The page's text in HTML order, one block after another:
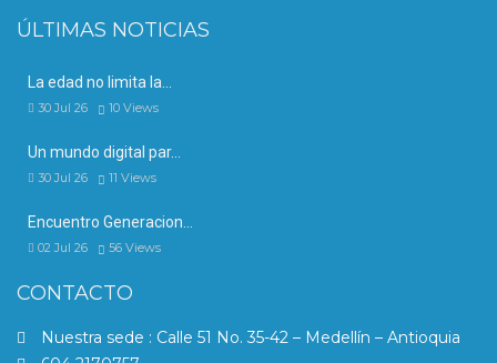
ÚLTIMAS NOTICIAS
La edad no limita la…
30 Jul 26 10 Views
Un mundo digital par…
30 Jul 26 11 Views
Encuentro Generacion…
02 Jul 26 56 Views
CONTACTO
Nuestra sede : Calle 51 No. 35-42 – Medellín – Antioquia